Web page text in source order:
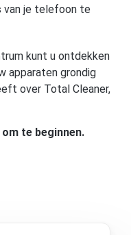
van je telefoon te
kunt u ontdekken
apparaten grondig
over Total Cleaner,
te beginnen.